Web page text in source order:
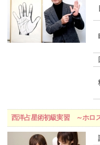
西洋占星術初級実習 ～ホロ